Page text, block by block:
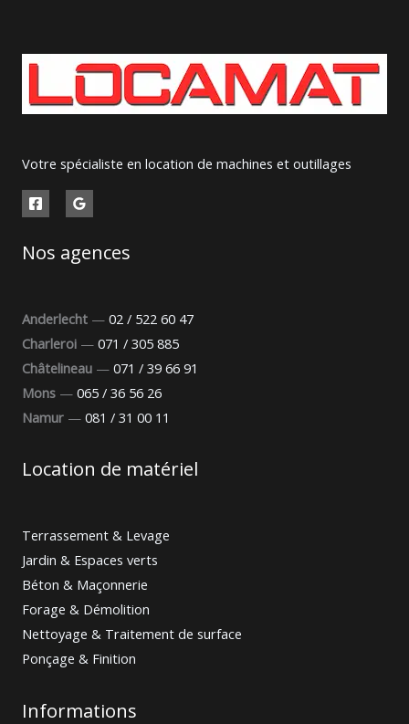
Votre spécialiste en location de machines et outillages
Nos agences
Anderlecht — 02 / 522 60 47
Charleroi — 071 / 305 885
Châtelineau — 071 / 39 66 91
Mons — 065 / 36 56 26
Namur — 081 / 31 00 11
Location de matériel
Terrassement & Levage
Jardin & Espaces verts
Béton & Maçonnerie
Forage & Démolition
Nettoyage & Traitement de surface
Ponçage & Finition
Informations